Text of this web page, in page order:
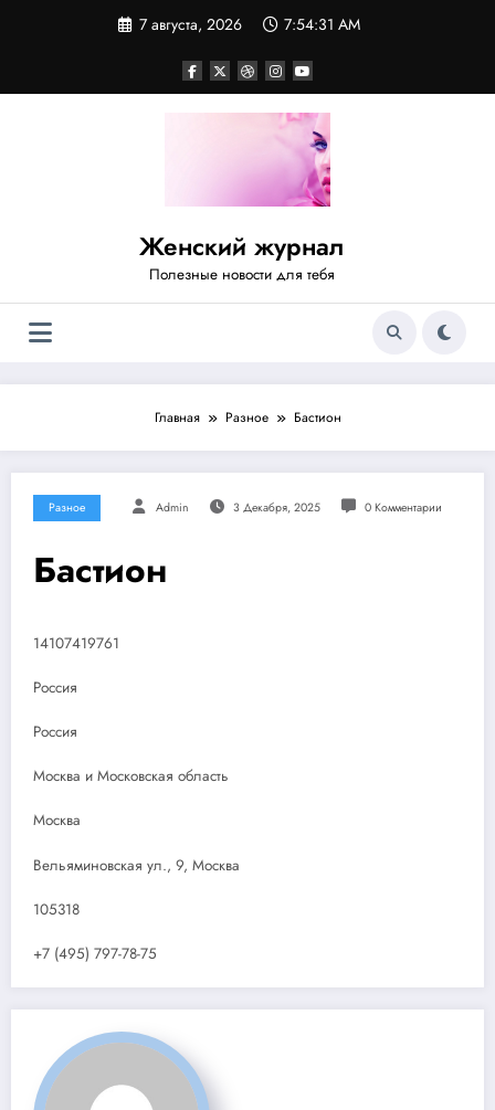
7 августа, 2026 7:54:32 AM
Женский журнал
Полезные новости для тебя
Главная Разное Бастион
Разное Admin 3 Декабря, 2025 0 Комментарии
Бастион
14107419761
Россия
Россия
Москва и Московская область
Москва
Вельяминовская ул., 9, Москва
105318
+7 (495) 797-78-75